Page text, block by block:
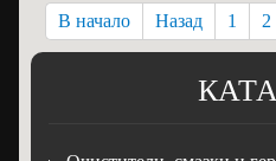
В начало Назад 1 2